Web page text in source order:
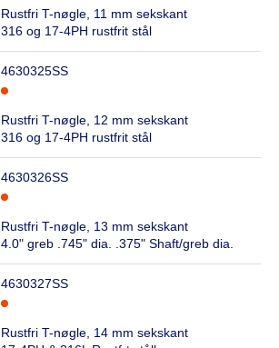
Rustfri T-nøgle, 11 mm sekskant
316 og 17-4PH rustfrit stål
4630325SS
Rustfri T-nøgle, 12 mm sekskant
316 og 17-4PH rustfrit stål
4630326SS
Rustfri T-nøgle, 13 mm sekskant
4.0" greb .745" dia. .375" Shaft/greb dia.
4630327SS
Rustfri T-nøgle, 14 mm sekskant